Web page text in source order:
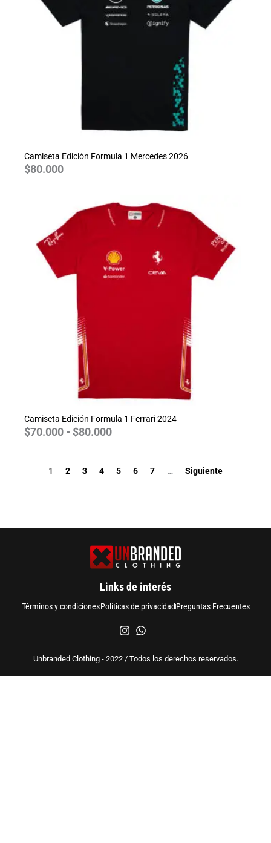
Camiseta Edición Formula 1 Mercedes 2026
$80.000
Camiseta Edición Formula 1 Ferrari 2024
$70.000 - $80.000
de
precios:
$70.000
hasta
$80.000
1 2 3 4 5 6 7 … Siguiente
Links de interés
Términos y condicionesPolíticas de privacidadPreguntas Frecuentes
Unbranded Clothing - 2022 / Todos los derechos reservados.